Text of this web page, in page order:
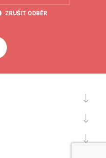
ZRUŠIT ODBĚR